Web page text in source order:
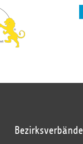
Bezirksverbände